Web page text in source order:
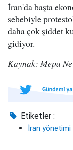
İran'da başta
sebebiyle
daha çok şiddet
gidiyor.
Kaynak: Mepa
Etiketler :
İran